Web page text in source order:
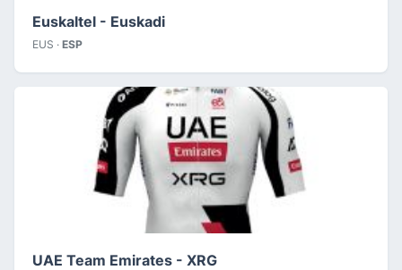
Euskaltel - Euskadi
EUS · ESP
UAE Team Emirates - XRG